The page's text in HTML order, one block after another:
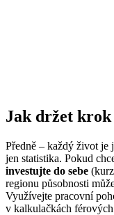
Jak držet krok
Předně – každý život
jen statistika. Pokud
investujte do sebe
regionu působnosti
Využívejte pracovní
v kalkulačkách